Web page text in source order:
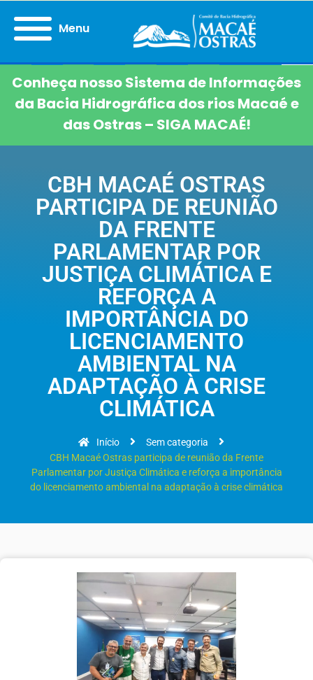
Menu
Conheça nosso Sistema de Informações
da Bacia Hidrográfica dos rios Macaé e
das Ostras – SIGA MACAÉ!
CBH MACAÉ OSTRAS
PARTICIPA DE REUNIÃO
DA FRENTE
PARLAMENTAR POR
JUSTIÇA CLIMÁTICA E
REFORÇA A
IMPORTÂNCIA DO
LICENCIAMENTO
AMBIENTAL NA
ADAPTAÇÃO À CRISE
CLIMÁTICA
Início
Sem categoria
CBH Macaé Ostras participa de reunião da Frente
Parlamentar por Justiça Climática e reforça a importância
do licenciamento ambiental na adaptação à crise climática